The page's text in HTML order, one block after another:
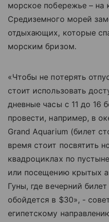
морское побережье – на
Средиземного морей
отдыхающих, которые
морским бризом.
«Чтобы не потерять
стоит использовать
дневные часы с 11 до 16
провести, например, в
Grand Aquarium (билет
время стоит посвятить
квадроциклах по
или посещению крытых
Гуны, где вечерний
обойдется в $30», -
египетскому